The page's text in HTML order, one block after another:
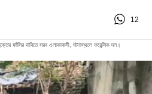
12
ফাঁসির দাবিতে সরব এলাকাবাসী, ঘটনাস্থলে ফরেন্সিক দল।